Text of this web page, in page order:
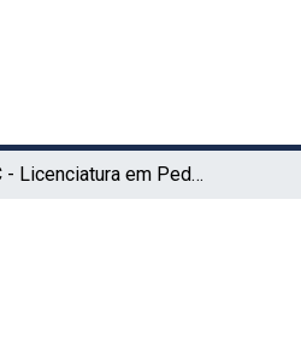
TCC - Licenciatura em Pedagogia (UAEADTec)